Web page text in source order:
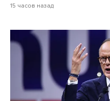
15 часов назад